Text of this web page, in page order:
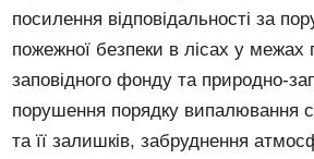
посилення відповідальності за
пожежної безпеки в лісах у межах
заповідного фонду та природно-
порушення порядку випалювання
та її залишків, забруднення